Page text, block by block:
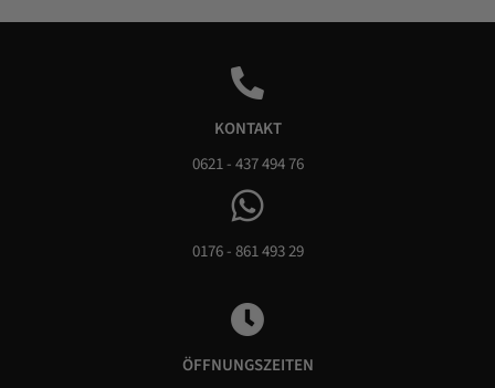
KONTAKT
0621 - 437 494 76
0176 - 861 493 29
ÖFFNUNGSZEITEN